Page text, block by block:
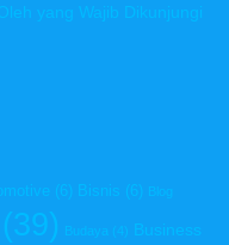
yang Wajib Dikunjungi
(6) Bisnis (6) Blog
(39) Budaya (4) Business